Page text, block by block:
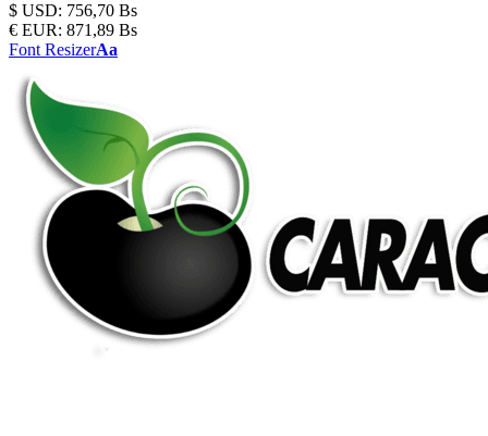
$ USD: 756,70 Bs
€ EUR: 871,89 Bs
Font ResizerAa